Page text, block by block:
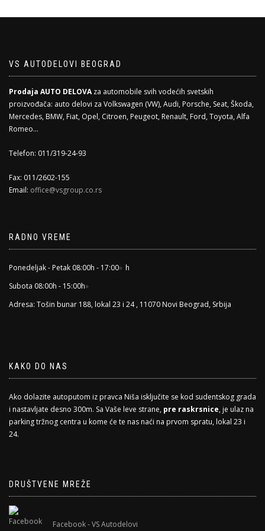
VS AUTODELOVI BEOGRAD
Prodaja AUTO DELOVAza automobile svih vodećih svetskih
proizvođača: auto delovi za Volkswagen (VW), Audi, Porsche, Seat, Škoda,
Mercedes, BMW, Fiat, Opel, Citroen, Peugeot, Renault, Ford, Toyota, Alfa
Romeo...
Telefon: 011/319-24-93
Fax: 011/2602-155
Email: office@vsgroup.co.rs
RADNO VREME
Ponedeljak - Petak 08:00h - 17:00
h
Subota 08:00h - 15:00h
Adresa: Tošin bunar 188, lokal 23 i 24 , 11070 Novi Beograd, Srbija
KAKO DO NAS
Ako dolazite autoputom iz pravca Niša isključite se kod sudentskog grada
i nastavljate desno 300m. Sa Vaše leve strane, pre raskrsnice, je ulaz na
parking tržnog centra u kome će te nas naći na prvom spratu, lokal 23 i
24.
DRUŠTVENE MREŽE
Facebook - VS Autodelovi